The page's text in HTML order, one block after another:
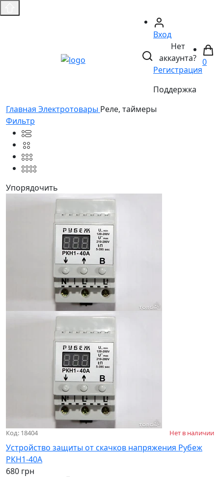
Вход
Нет
аккаунта?
Регистрация
Поддержка
0
Главная Электротовары Реле, таймеры
Фильтр
Упорядочить
Код: 18404 Нет в наличии
Устройство защиты от скачков напряжения Рубеж
РКН1-40А
680 грн